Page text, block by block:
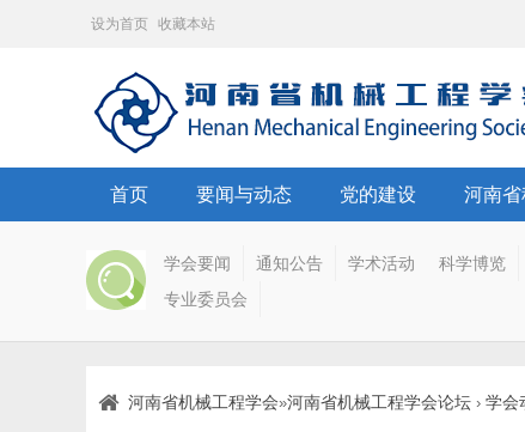
设为首页 收藏本站
首页 要闻与动态 党的建设 河南
学会要闻 通知公告 学术活动
科学博览
专业委员会
河南省机械工程学会»河南省机械工程学会论坛 › 学会